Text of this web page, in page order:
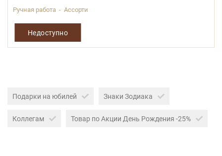
Ручная работа - Ассорти
Недоступно
Подарки на юбилей Знаки Зодиака
Коллегам Товар по Акции День Рождения -25%